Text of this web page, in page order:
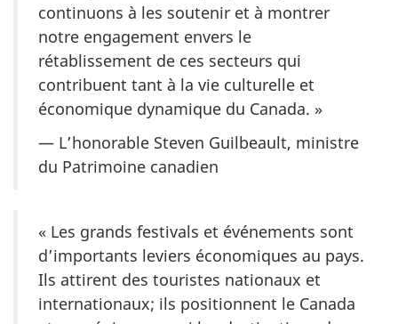
continuons à les soutenir et à montrer
notre engagement envers le
rétablissement de ces secteurs qui
contribuent tant à la vie culturelle et
économique dynamique du Canada. »
— L’honorable Steven Guilbeault, ministre
du Patrimoine canadien
« Les grands festivals et événements sont
d’importants leviers économiques au pays.
Ils attirent des touristes nationaux et
internationaux; ils positionnent le Canada